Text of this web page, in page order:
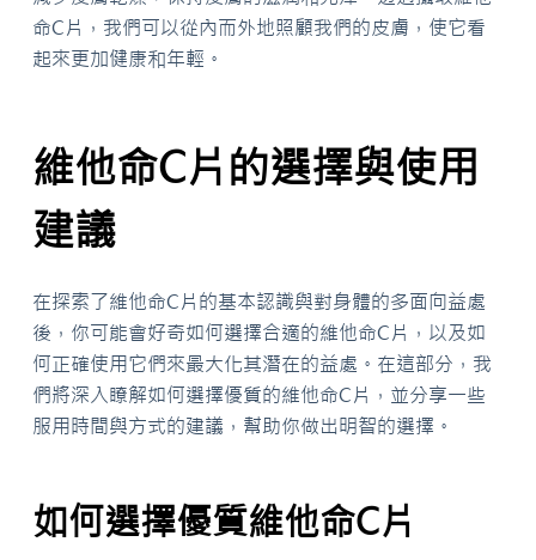
命C片，我們可以從內而外地照顧我們的皮膚，使它看
起來更加健康和年輕。
維他命C片的選擇與使用
建議
在探索了維他命C片的基本認識與對身體的多面向益處
後，你可能會好奇如何選擇合適的維他命C片，以及如
何正確使用它們來最大化其潛在的益處。在這部分，我
們將深入瞭解如何選擇優質的維他命C片，並分享一些
服用時間與方式的建議，幫助你做出明智的選擇。
如何選擇優質維他命C片